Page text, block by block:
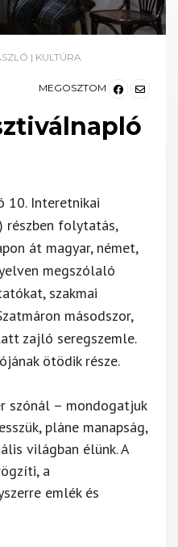
| KULTÚRA
MEGOSZTOM
10. Interetnikai
részben folytatás,
át magyar, német,
megszólaló
szakmai
másodszor,
zajló seregszemle.
ötödik része.
szónál – mondogatjuk
pláne manapság,
világban élünk. A
a
emlék és